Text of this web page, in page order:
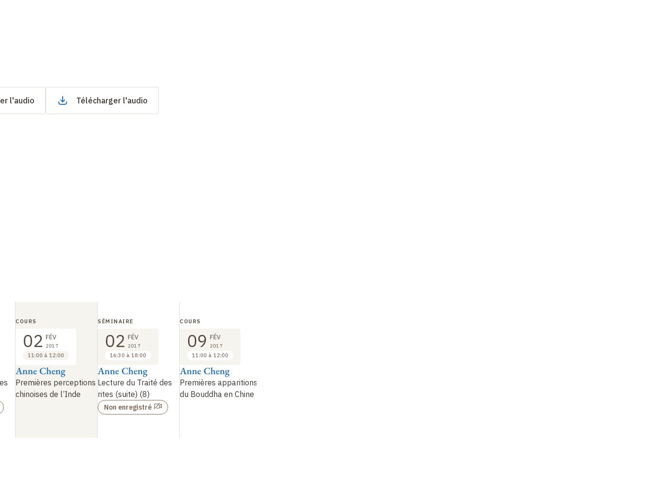
l'audio Télécharger l'audio
Premières perceptions
chinoises de l’Inde
Anne Cheng
COURS
02 FÉV
2017
11:00 à 12:00
Lecture du Traité des
rites (suite) (8)
Anne Cheng
SÉMINAIRE
02 FÉV
2017
16:30 à 18:00
Non enregistré
Premières apparitions
du Bouddha en Chine
Anne Cheng
COURS
09 FÉV
2017
11:00 à 12:00